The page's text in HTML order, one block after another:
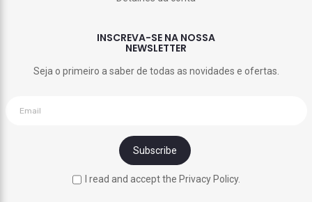
INSCREVA-SE NA NOSSA
NEWSLETTER
Seja o primeiro a saber de todas as novidades e ofertas.
I read and accept the Privacy Policy.